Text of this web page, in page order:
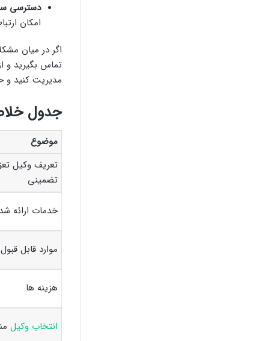
دسترسی
امکان
اگر در میان
تماس بگیرید و
مدیریت کنید و
جدول
موضوع
تعریف وکیل
تضمینی
خدمات ارائه
موارد قابل قبول
هزینه ها
انتخاب وکیل